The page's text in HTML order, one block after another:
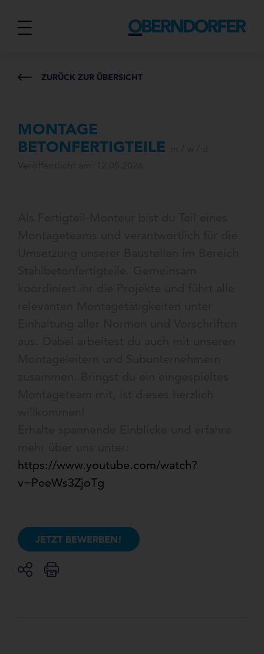
ZURÜCK ZUR ÜBERSICHT
MONTAGE
BETONFERTIGTEILE
https://www.youtube.com/watch?
v=PeeWs3ZjoTg
JETZT BEWERBEN!